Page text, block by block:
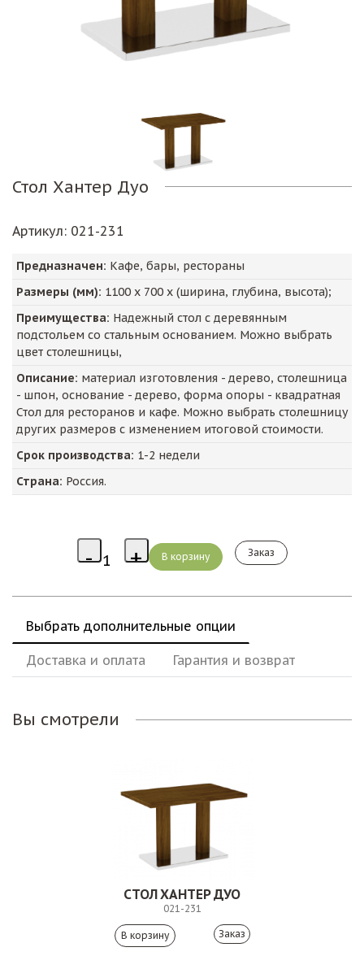
Стол Хантер Дуо
Артикул: 021-231
Предназначен: Кафе, бары, рестораны
Размеры (мм): 1100 х 700 х (ширина, глубина, высота);
Преимущества: Надежный стол с деревянным
подстольем со стальным основанием. Можно выбрать
цвет столешницы,
Описание: материал изготовления - дерево, столешница
- шпон, основание - дерево, форма опоры - квадратная
Стол для ресторанов и кафе. Можно выбрать столешницу
других размеров с изменением итоговой стоимости.
Срок производства: 1-2 недели
Страна: Россия.
Заказ
Выбрать дополнительные опции
Доставка и оплата Гарантия и возврат
Вы смотрели
СТОЛ ХАНТЕР ДУО
021-231
Заказ